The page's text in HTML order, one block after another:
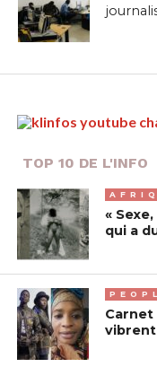
TOP 10 DE L'INFO
«
qui a
Carnet
vibrent